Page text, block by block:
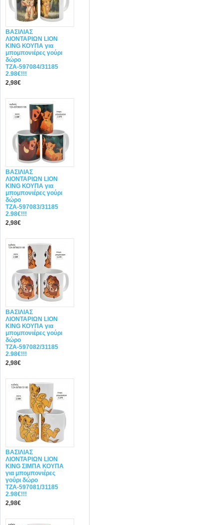
ΒΑΣΙΛΙΑΣ
ΛΙΟΝΤΑΡΙΩΝ LION
KING ΚΟΥΠΑ για
μπομπονιέρες γούρι
δώρο
ΤΖΑ-597084/31185
2.98€!!!
2,98€
ΒΑΣΙΛΙΑΣ
ΛΙΟΝΤΑΡΙΩΝ LION
KING ΚΟΥΠΑ για
μπομπονιέρες γούρι
δώρο
ΤΖΑ-597083/31185
2.98€!!!
2,98€
ΒΑΣΙΛΙΑΣ
ΛΙΟΝΤΑΡΙΩΝ LION
KING ΚΟΥΠΑ για
μπομπονιέρες γούρι
δώρο
ΤΖΑ-597082/31185
2.98€!!!
2,98€
ΒΑΣΙΛΙΑΣ
ΛΙΟΝΤΑΡΙΩΝ LION
KING ΣΙΜΠΑ ΚΟΥΠΑ
για μπομπονιέρες
γούρι δώρο
ΤΖΑ-597081/31185
2.98€!!!
2,98€